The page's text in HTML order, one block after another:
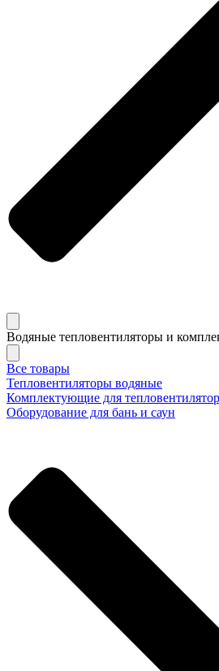
Водяные тепловентиляторы и
Все товары
Тепловентиляторы водяные
Комплектующие для
Оборудование для бань и саун